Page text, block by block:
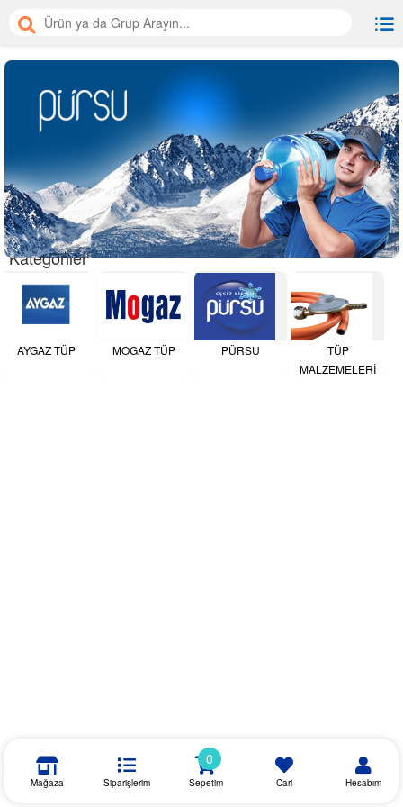
Kategoriler
AYGAZ TÜP MOGAZ TÜP PÜRSU
TÜP
MALZEMELERİ
Mağaza Siparişlerim Sepetim
0
Cari Hesabım